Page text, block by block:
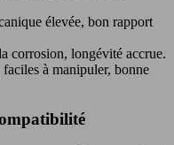
élevée, bon rapport
corrosion, longévité accrue.
faciles à manipuler, bonne